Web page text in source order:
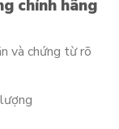
chính hãng
và chứng từ rõ